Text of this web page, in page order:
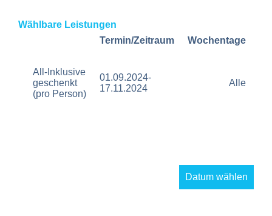
Wählbare Leistungen
Termin/Zeitraum
Wochentage
All-Inklusive
geschenkt
(pro Person)
01.09.2024-
17.11.2024
Alle
Datum wählen